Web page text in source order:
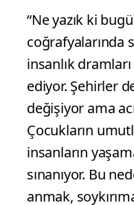
“Ne yazık ki
coğrafyalarında
insanlık
ediyor. Şehirler
değişiyor ama
Çocukların
insanların
sınanıyor. Bu
anmak,